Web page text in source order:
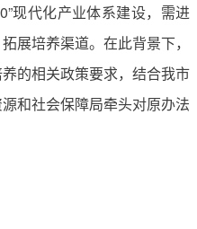
现代化产业体系建设，需进
展培养渠道。在此背景下，
的相关政策要求，结合我市
和社会保障局牵头对原办法